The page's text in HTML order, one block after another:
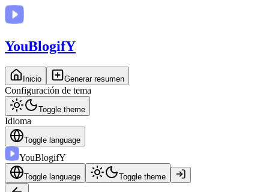
YouBlogifY
Inicio Generar resumen
Configuración de tema
Toggle theme
Idioma
Toggle language
YouBlogifY
Toggle language Toggle theme